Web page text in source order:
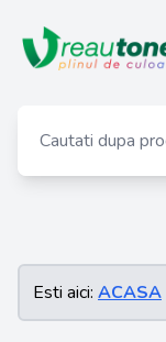
Esti aici: ACASA